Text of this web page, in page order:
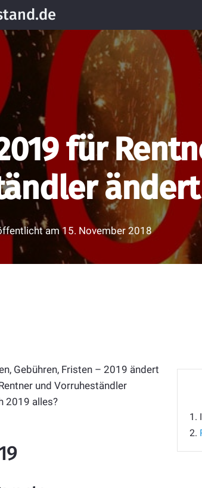
für
ändert
am15. November 2018
1.
2.
Gebühren, Fristen – 2019 ändert
und Vorruheständler
2019 alles?